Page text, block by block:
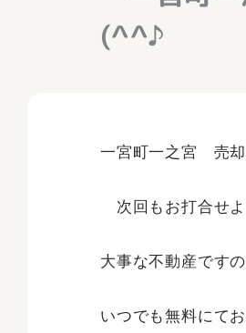
(^^♪
一宮町一之宮 売
次回もお打合せよ
大事な不動産です
いつでも無料にて